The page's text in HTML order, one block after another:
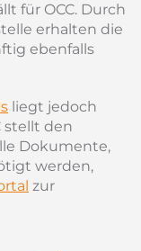
für OCC. Durch
erhalten die
ebenfalls
liegt jedoch
stellt den
Dokumente,
werden,
zur